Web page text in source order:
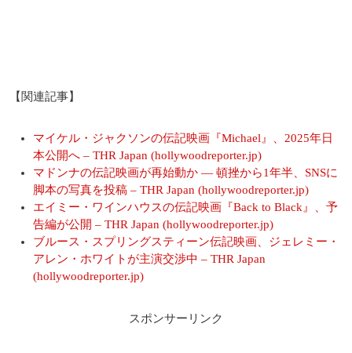
【関連記事】
マイケル・ジャクソンの伝記映画『Michael』、2025年日
本公開へ – THR Japan (hollywoodreporter.jp)
マドンナの伝記映画が再始動か ― 頓挫から1年半、SNSに
脚本の写真を投稿 – THR Japan (hollywoodreporter.jp)
エイミー・ワインハウスの伝記映画『Back to Black』、予
告編が公開 – THR Japan (hollywoodreporter.jp)
ブルース・スプリングスティーン伝記映画、ジェレミー・
アレン・ホワイトが主演交渉中 – THR Japan
(hollywoodreporter.jp)
スポンサーリンク